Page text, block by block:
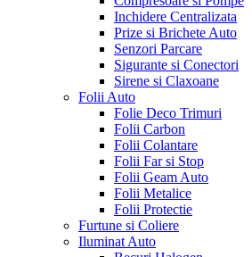
Inchidere Centralizata
Prize si Brichete Auto
Senzori Parcare
Sigurante si Conectori
Sirene si Claxoane
Folii Auto
Folie Deco Trimuri
Folii Carbon
Folii Colantare
Folii Far si Stop
Folii Geam Auto
Folii Metalice
Folii Protectie
Furtune si Coliere
Iluminat Auto